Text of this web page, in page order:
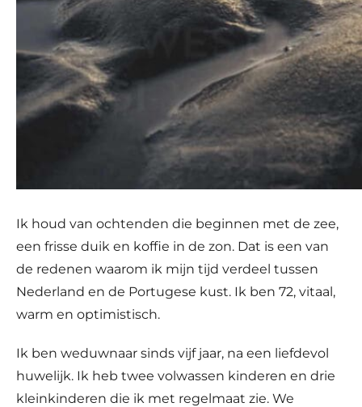
Ik houd van ochtenden die beginnen met de zee,
een frisse duik en koffie in de zon. Dat is een van
de redenen waarom ik mijn tijd verdeel tussen
Nederland en de Portugese kust. Ik ben 72, vitaal,
warm en optimistisch.
Ik ben weduwnaar sinds vijf jaar, na een liefdevol
huwelijk. Ik heb twee volwassen kinderen en drie
kleinkinderen die ik met regelmaat zie. We